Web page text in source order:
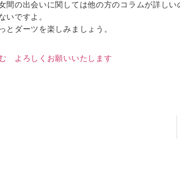
間の出会いに関しては他の方のコラムが詳し
いですよ。
とダーツを楽しみましょう。
よろしくお願いいたします